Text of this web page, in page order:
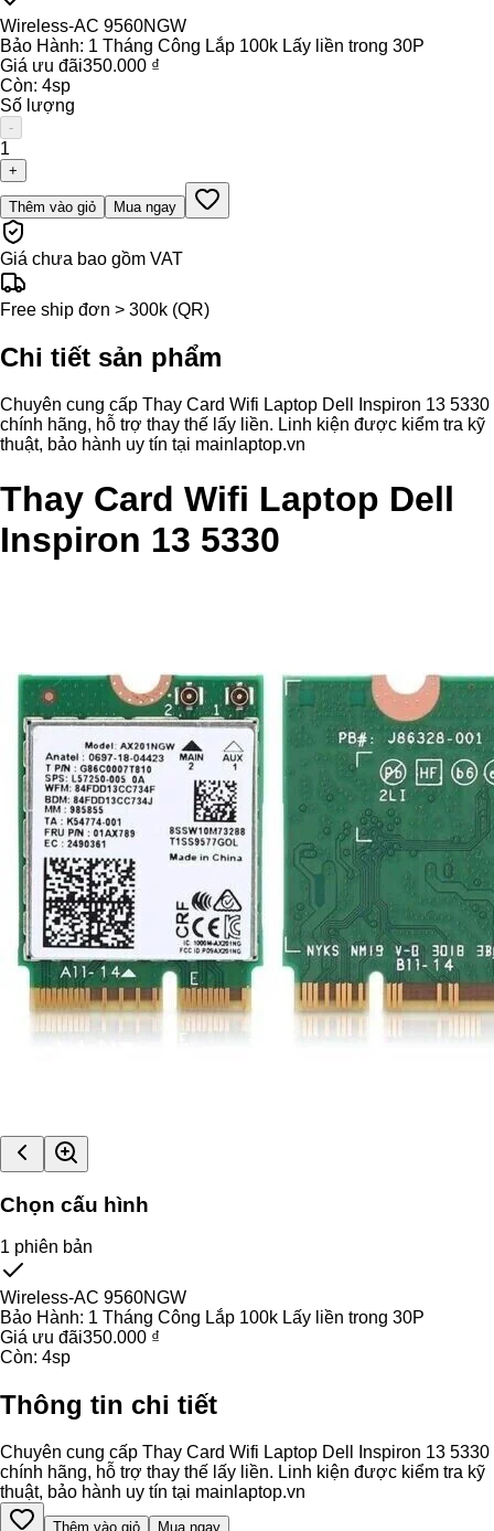
Wireless-AC 9560NGW
Bảo Hành: 1 Tháng Công Lắp 100k Lấy liền trong 30P
Giá ưu đãi350.000 ₫
Còn: 4sp
Số lượng
-
1
+
Thêm vào giỏ Mua ngay
Giá chưa bao gồm VAT
Free ship đơn > 300k (QR)
Chi tiết sản phẩm
Chuyên cung cấp Thay Card Wifi Laptop Dell Inspiron 13 5330
chính hãng, hỗ trợ thay thế lấy liền. Linh kiện được kiểm tra kỹ
thuật, bảo hành uy tín tại mainlaptop.vn
Thay Card Wifi Laptop Dell
Inspiron 13 5330
Chọn cấu hình
1 phiên bản
Wireless-AC 9560NGW
Bảo Hành: 1 Tháng Công Lắp 100k Lấy liền trong 30P
Giá ưu đãi350.000 ₫
Còn: 4sp
Thông tin chi tiết
Chuyên cung cấp Thay Card Wifi Laptop Dell Inspiron 13 5330
chính hãng, hỗ trợ thay thế lấy liền. Linh kiện được kiểm tra kỹ
thuật, bảo hành uy tín tại mainlaptop.vn
Thêm vào giỏ Mua ngay